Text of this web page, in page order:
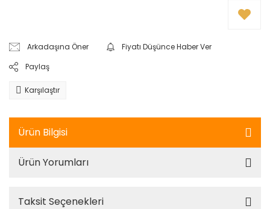
Arkadaşına Öner
Fiyatı Düşünce Haber Ver
Paylaş
Karşılaştır
Ürün Bilgisi
Ürün Yorumları
Taksit Seçenekleri